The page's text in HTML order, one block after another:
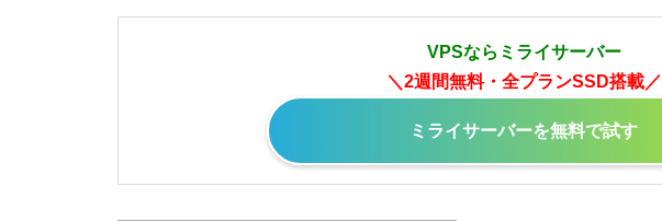
VPSならミライサーバー
＼2週間無料・全プランSSD搭載／
ミライサーバーを無料で試す